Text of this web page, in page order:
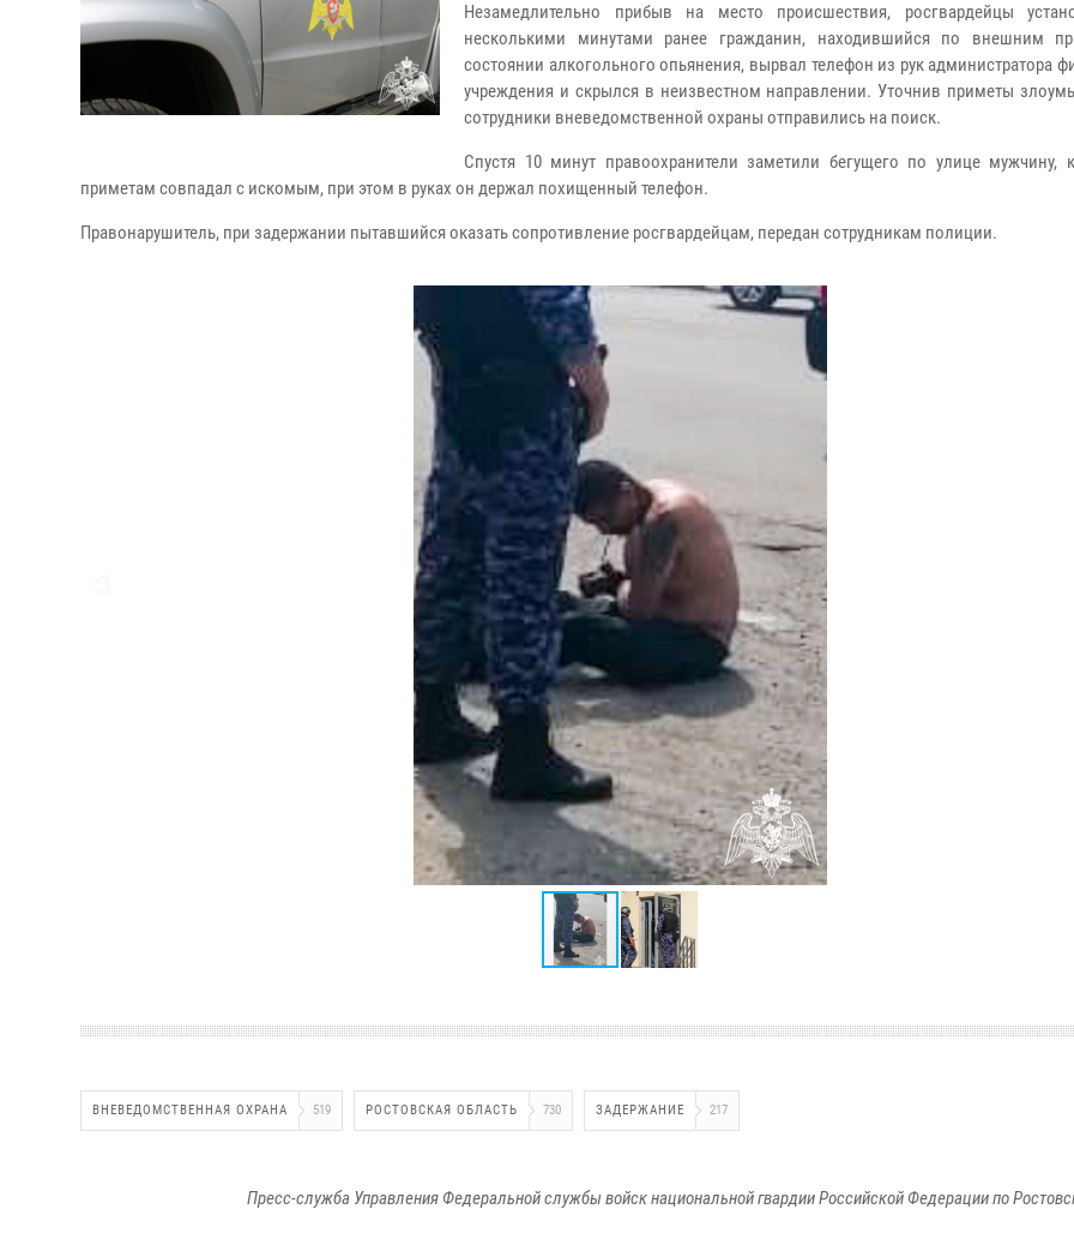
Незамедлительно прибыв на место происшествия, росгвардейцы
несколькими минутами ранее гражданин, находившийся по внешним
состоянии алкогольного опьянения, вырвал телефон из рук администратора
учреждения и скрылся в неизвестном направлении. Уточнив приметы
сотрудники вневедомственной охраны отправились на поиск.
Спустя 10 минут правоохранители заметили бегущего по улице мужчину,
приметам совпадал с искомым, при этом в руках он держал похищенный телефон.
Правонарушитель, при задержании пытавшийся оказать сопротивление росгвардейцам, передан сотрудникам полиции.
ВНЕВЕДОМСТВЕННАЯ ОХРАНА 519 РОСТОВСКАЯ ОБЛАСТЬ 730 ЗАДЕРЖАНИЕ 217
Пресс-служба Управления Федеральной службы войск национальной гвардии Российской Федерации по